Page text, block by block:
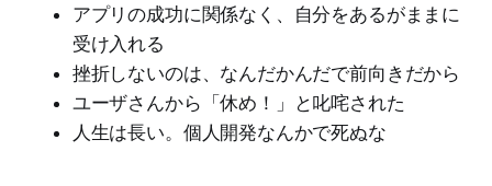
アプリの成功に関係なく、自分をあるがままに
受け入れる
挫折しないのは、なんだかんだで前向きだから
ユーザさんから「休め！」と叱咤された
人生は長い。個人開発なんかで死ぬな